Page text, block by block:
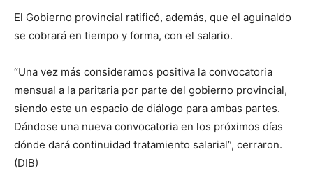
El Gobierno provincial ratificó, además, que el aguinaldo
se cobrará en tiempo y forma, con el salario.
“Una vez más consideramos positiva la convocatoria
mensual a la paritaria por parte del gobierno provincial,
siendo este un espacio de diálogo para ambas partes.
Dándose una nueva convocatoria en los próximos días
dónde dará continuidad tratamiento salarial”, cerraron.
(DIB)